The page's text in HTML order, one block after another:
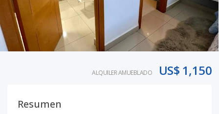
ALQUILER AMUEBLADO US$ 1,150
Resumen